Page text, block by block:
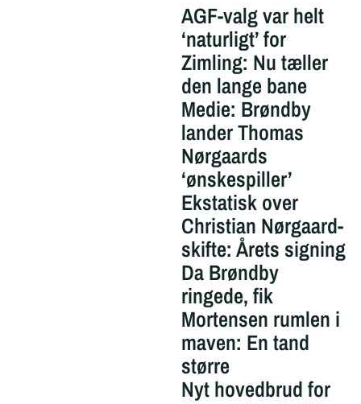
AGF-valg var helt
‘naturligt’ for
Zimling: Nu tæller
den lange bane
Medie: Brøndby
lander Thomas
Nørgaards
‘ønskespiller’
Ekstatisk over
Christian Nørgaard-
skifte: Årets signing
Da Brøndby
ringede, fik
Mortensen rumlen i
maven: En tand
større
Nyt hovedbrud for